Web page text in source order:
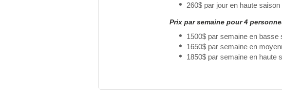
260$ par jour en haute saison
Prix par semaine pour 4
1500$ par semaine en basse
1650$ par semaine en
1850$ par semaine en haute